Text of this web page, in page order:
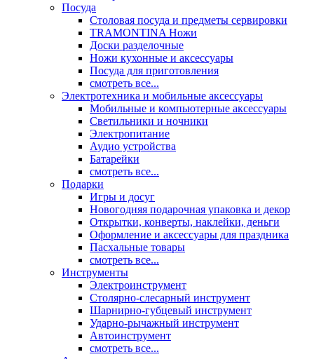
Посуда
Столовая посуда и предметы сервировки
TRAMONTINA Ножи
Доски разделочные
Ножи кухонные и аксессуары
Посуда для приготовления
смотреть все...
Электротехника и мобильные аксессуары
Мобильные и компьютерные аксессуары
Светильники и ночники
Электропитание
Аудио устройства
Батарейки
смотреть все...
Подарки
Игры и досуг
Новогодняя подарочная упаковка и декор
Открытки, конверты, наклейки, деньги
Оформление и аксессуары для праздника
Пасхальные товары
смотреть все...
Инструменты
Электроинструмент
Столярно-слесарный инструмент
Шарнирно-губцевый инструмент
Ударно-рычажный инструмент
Автоинструмент
смотреть все...